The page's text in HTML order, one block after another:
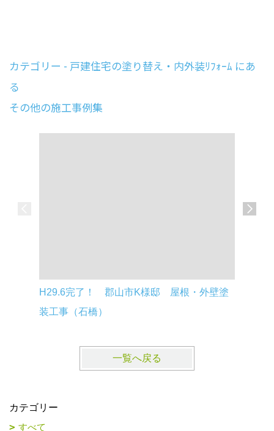
カテゴリー - 戸建住宅の塗り替え・内外装ﾘﾌｫｰﾑ にあ
る
その他の施工事例集
H29.6完了！ 郡山市K様邸 屋根・外壁塗
装工事（石橋）
一覧へ戻る
カテゴリー
すべて